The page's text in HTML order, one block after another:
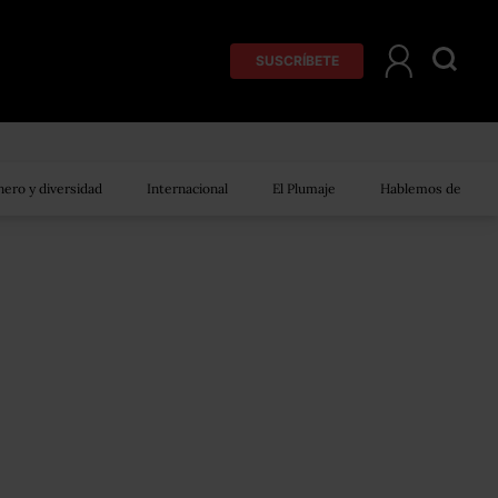
SUSCRÍBETE
y diversidad Internacional El Plumaje Hablemos de